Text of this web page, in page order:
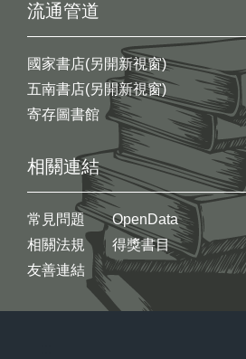
流通管道
國家書店(另開新視窗)
五南書店(另開新視窗)
寄存圖書館
相關連結
常見問題
相關法規
友善連結
OpenData
得獎書目